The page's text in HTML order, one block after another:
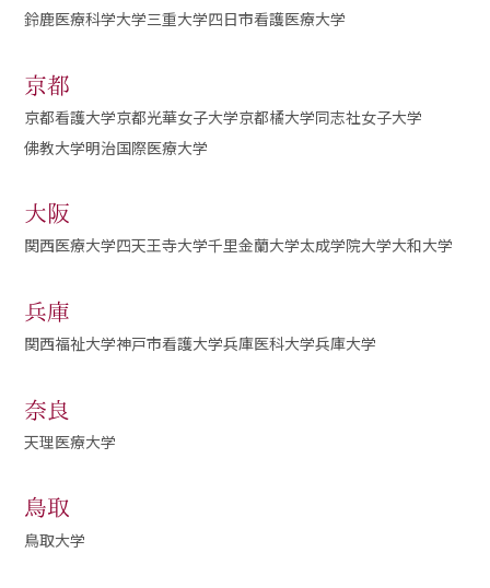
鈴鹿医療科学大学三重大学四日市看護医療大学
京都
京都看護大学京都光華女子大学京都橘大学同志社女子大学
佛教大学明治国際医療大学
大阪
関西医療大学四天王寺大学千里金蘭大学太成学院大学大和大学
兵庫
関西福祉大学神戸市看護大学兵庫医科大学兵庫大学
奈良
天理医療大学
鳥取
鳥取大学